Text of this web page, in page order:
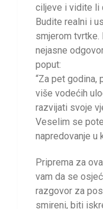
ciljeve i vidite li
Budite realni i
smjerom
nejasne
poput:
“Za pet godina,
više vodećih
razvijati svoje
Veselim se
napredovanje u
Priprema za
vam da se
razgovor za
smireni, biti